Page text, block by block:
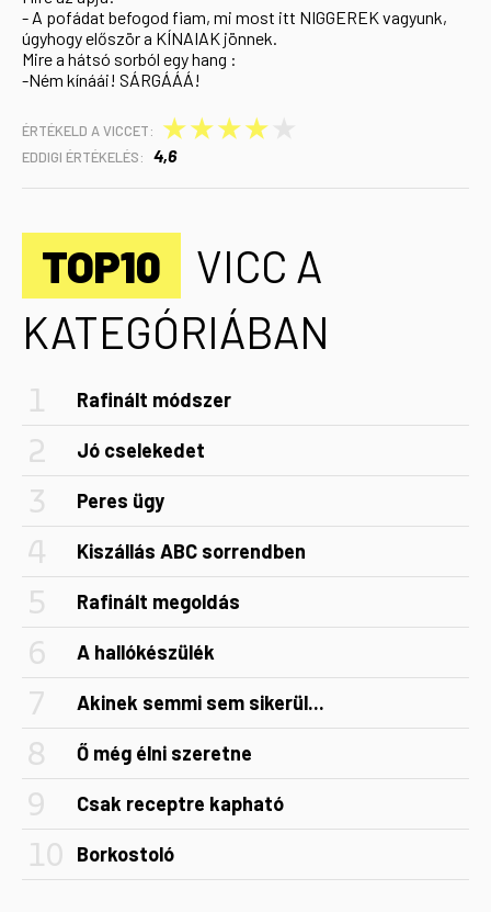
- A pofádat befogod fiam, mi most itt NIGGEREK vagyunk,
úgyhogy először a KÍNAIAK jönnek.
Mire a hátsó sorból egy hang :
-Ném kínáái! SÁRGÁÁÁ!
ÉRTÉKELD A VICCET: ★
★
★
★
EDDIGI ÉRTÉKELÉS: 4,6
TOP10
VICC A
KATEGÓRIÁBAN
Rafinált módszer
Jó cselekedet
Peres ügy
Kiszállás ABC sorrendben
Rafinált megoldás
A hallókészülék
Akinek semmi sem sikerül...
Ő még élni szeretne
Csak receptre kapható
Borkostoló